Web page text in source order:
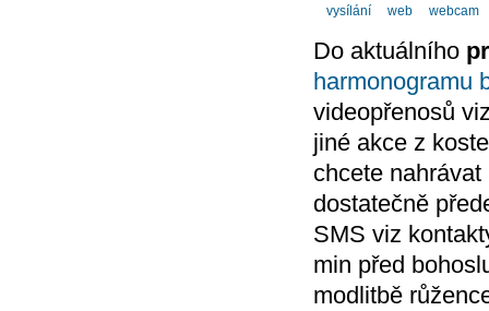
vysílání
web webcam
Do aktuálního
harmonogramu
videopřenosů
jiné akce z
chcete
dostatečně
SMS viz
min před
modlitbě